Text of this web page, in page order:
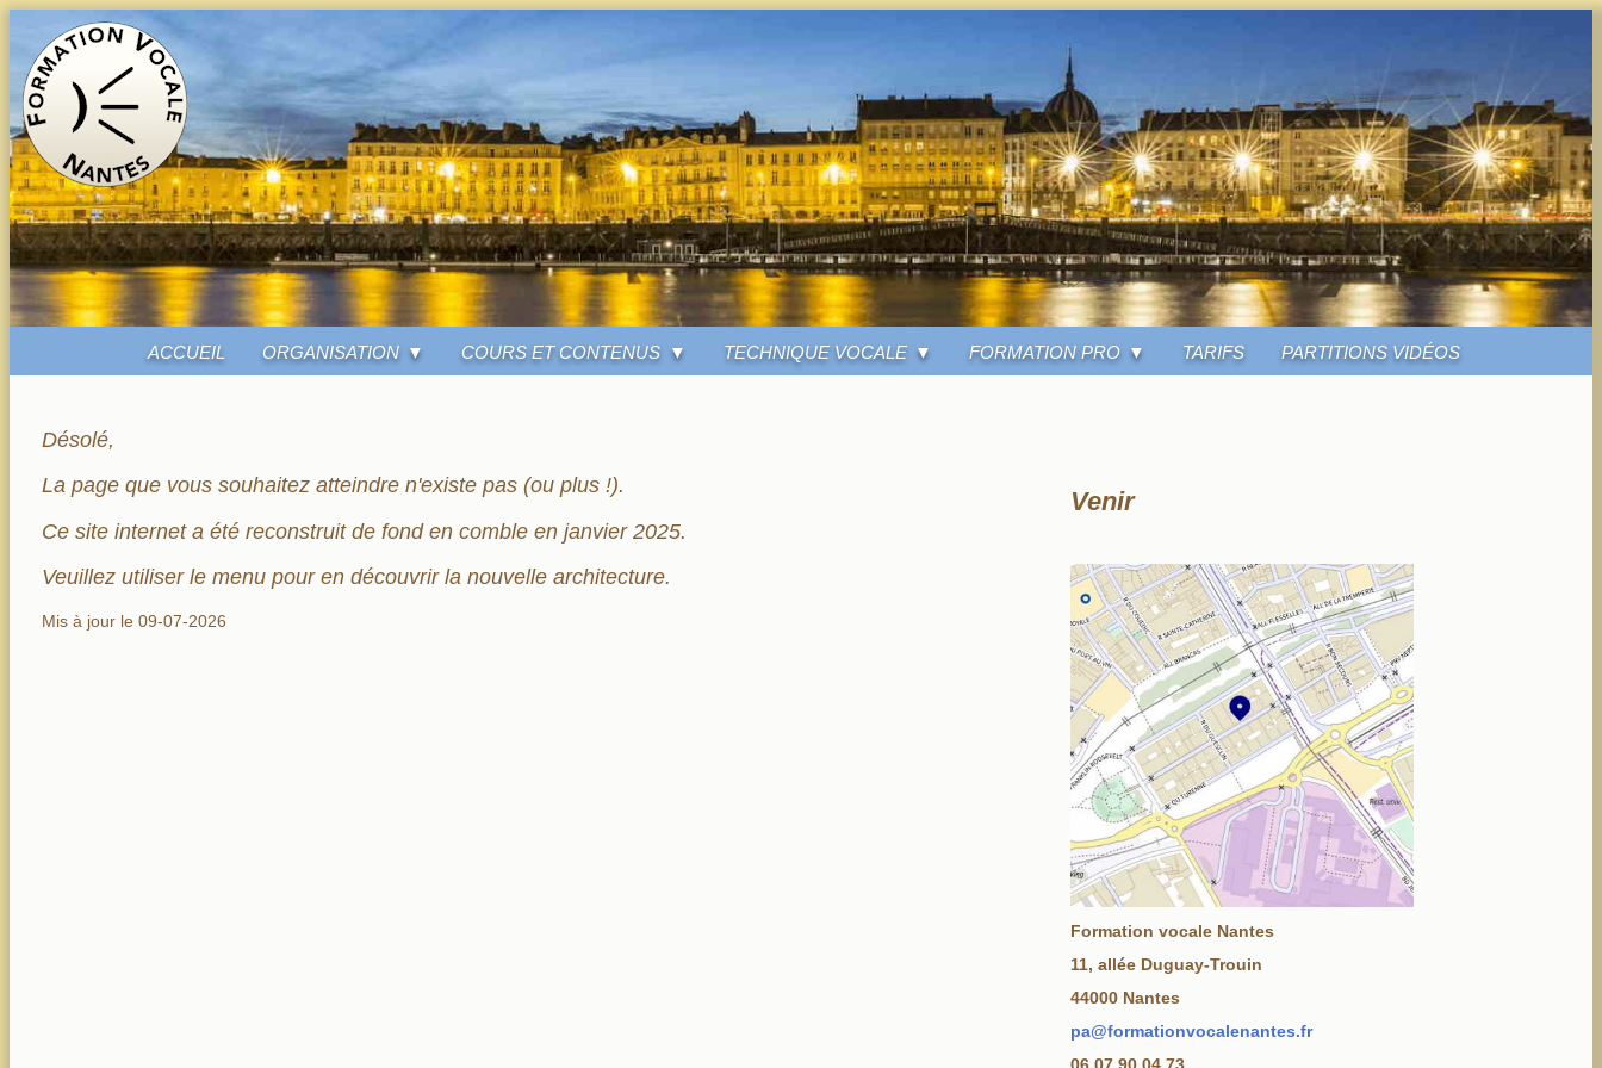
ACCUEIL ORGANISATION COURS ET CONTENUS TECHNIQUE VOCALE FORMATION PRO TARIFS PARTITIONS VIDÉOS
Désolé,
La page que vous souhaitez atteindre n'existe pas (ou plus !).
Ce site internet a été reconstruit de fond en comble en janvier 2025.
Veuillez utiliser le menu pour en découvrir la nouvelle architecture.
Mis à jour le 09-07-2026
Venir
Formation vocale Nantes
11, allée Duguay-Trouin
44000 Nantes
pa@formationvocalenantes.fr
06 07 90 04 73